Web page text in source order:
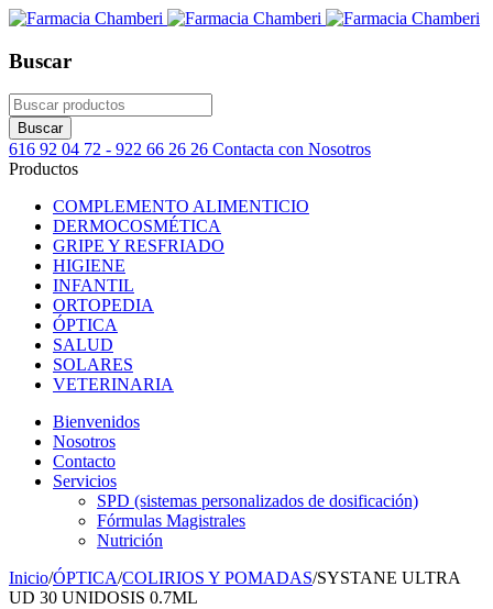
Buscar
616 92 04 72 - 922 66 26 26 Contacta con Nosotros
Productos
COMPLEMENTO ALIMENTICIO
DERMOCOSMÉTICA
GRIPE Y RESFRIADO
HIGIENE
INFANTIL
ORTOPEDIA
ÓPTICA
SALUD
SOLARES
VETERINARIA
Bienvenidos
Nosotros
Contacto
Servicios
SPD (sistemas personalizados de dosificación)
Fórmulas Magistrales
Nutrición
Inicio/ÓPTICA/COLIRIOS Y POMADAS/SYSTANE ULTRA
UD 30 UNIDOSIS 0.7ML